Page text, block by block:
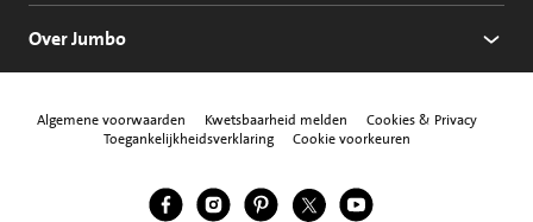
Over Jumbo
Algemene voorwaarden Kwetsbaarheid melden
Cookies & Privacy
Toegankelijkheidsverklaring
Cookie voorkeuren
Volg ons
Jumbo Facebook
Jumbo Instagram
Jumbo Pinterest
Jumbo Twitter
Jumbo YouTube